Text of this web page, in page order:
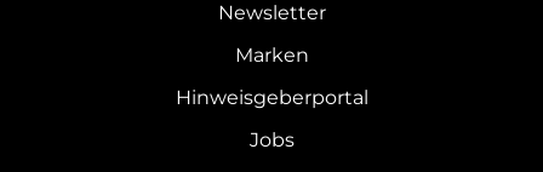
Newsletter
Marken
Hinweisgeberportal
Jobs